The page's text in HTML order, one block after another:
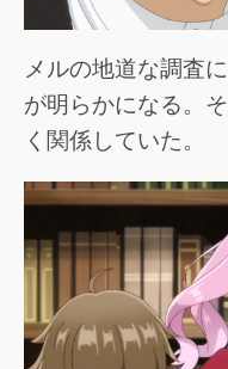
メルの地道な調査
が明らかになる。
く関係していた。